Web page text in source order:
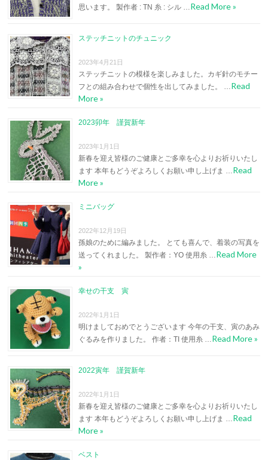
思います。 製作者 : TN 糸 : シル …Read More »
ステッチニットのチュニック
2023年4月21日
ステッチニットの模様を楽しみました。カギ針のモチー
フとの組み合わせで個性を出してみました。 …Read
More »
2023卯年 謹賀新年
2023年1月1日
新春を迎え皆様のご健康とご多幸を心よりお祈りいたし
ます 本年もどうぞよろしくお願い申し上げま …Read
More »
ミニバッグ
2022年12月19日
孫娘のために編みました。 とても喜んで、着装の写真を
送ってくれました。 製作者：YO 使用糸 …Read More
»
幸せの干支 寅
2022年1月1日
明けましておめでとうございます 今年の干支、寅のあみ
ぐるみを作りました。 作者：TI 使用糸 …Read More »
2022寅年 謹賀新年
2022年1月1日
新春を迎え皆様のご健康とご多幸を心よりお祈りいたし
ます 本年もどうぞよろしくお願い申し上げま …Read
More »
ベスト